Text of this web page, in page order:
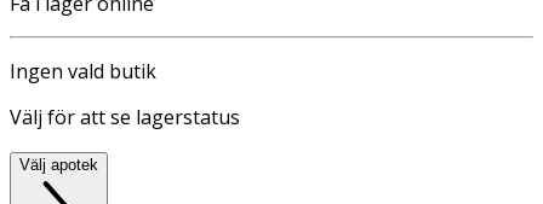
Ingen vald butik
Välj för att se lagerstatus
Välj apotek